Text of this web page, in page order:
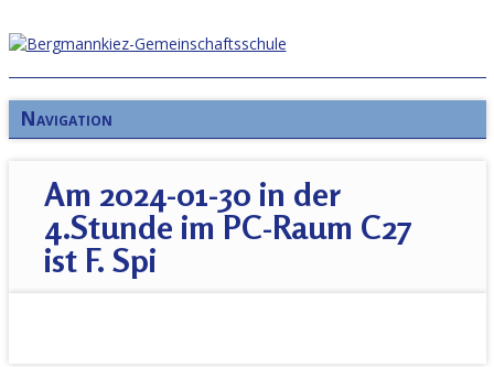
Navigation
Am 2024-01-30 in der
4.Stunde im PC-Raum C27
ist F. Spi